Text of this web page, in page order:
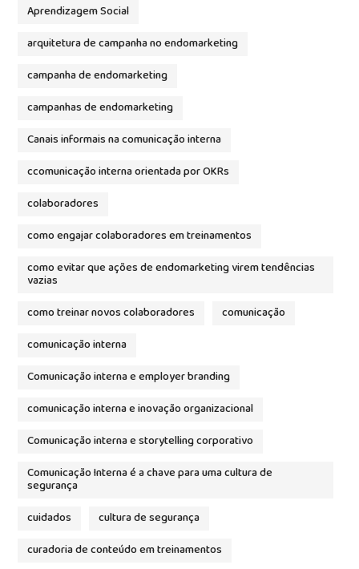
Aprendizagem Social
arquitetura de campanha no endomarketing
campanha de endomarketing
campanhas de endomarketing
Canais informais na comunicação interna
ccomunicação interna orientada por OKRs
colaboradores
como engajar colaboradores em treinamentos
como evitar que ações de endomarketing virem tendências
vazias
como treinar novos colaboradores
comunicação
comunicação interna
Comunicação interna e employer branding
comunicação interna e inovação organizacional
Comunicação interna e storytelling corporativo
Comunicação Interna é a chave para uma cultura de
segurança
cuidados
cultura de segurança
curadoria de conteúdo em treinamentos